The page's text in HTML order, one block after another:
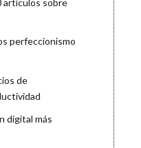
perfeccionismo
de
digital más